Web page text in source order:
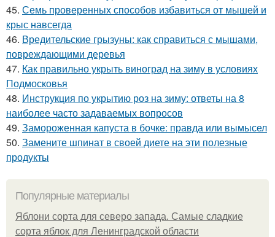
45. Семь проверенных способов избавиться от мышей и
крыс навсегда
46. Вредительские грызуны: как справиться с мышами,
повреждающими деревья
47. Как правильно укрыть виноград на зиму в условиях
Подмосковья
48. Инструкция по укрытию роз на зиму: ответы на 8
наиболее часто задаваемых вопросов
49. Замороженная капуста в бочке: правда или вымысел
50. Замените шпинат в своей диете на эти полезные
продукты
Популярные материалы
Яблони сорта для северо запада. Самые сладкие
сорта яблок для Ленинградской области